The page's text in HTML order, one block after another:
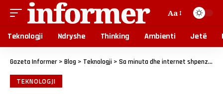
Aa
Teknologji Ndryshe Thinking Ambienti Jetë
Gazeta Informer > Blog > Teknologji > Sa minuta dhe internet shpenzojnë shqiptarët?
TEKNOLOGJI